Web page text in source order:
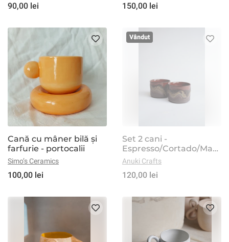
90,00 lei 150,00 lei
Cană cu mâner bilă și
farfurie - portocalii
Simo’s Ceramics
100,00 lei
Vândut
Set 2 cani -
Espresso/Cortado/Matc
ha - Bloody Mountains
Anuki Crafts
120,00 lei